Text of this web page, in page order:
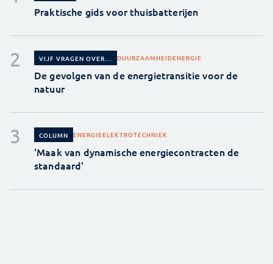
Praktische gids voor thuisbatterijen
VIJF VRAGEN OVER... DUURZAAMHEIDENERGIE
De gevolgen van de energietransitie voor de
natuur
COLUMN ENERGIEELEKTROTECHNIEK
'Maak van dynamische energiecontracten de
standaard'